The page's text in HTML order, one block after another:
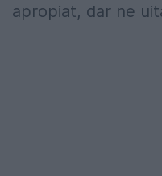
apropiat, dar ne